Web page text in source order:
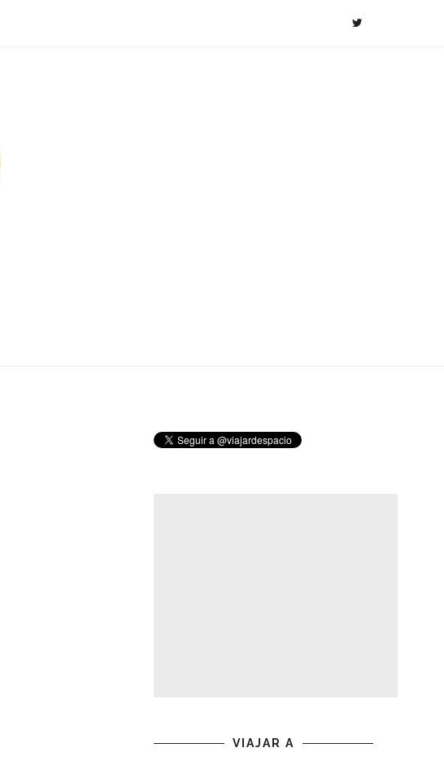
VIAJAR A